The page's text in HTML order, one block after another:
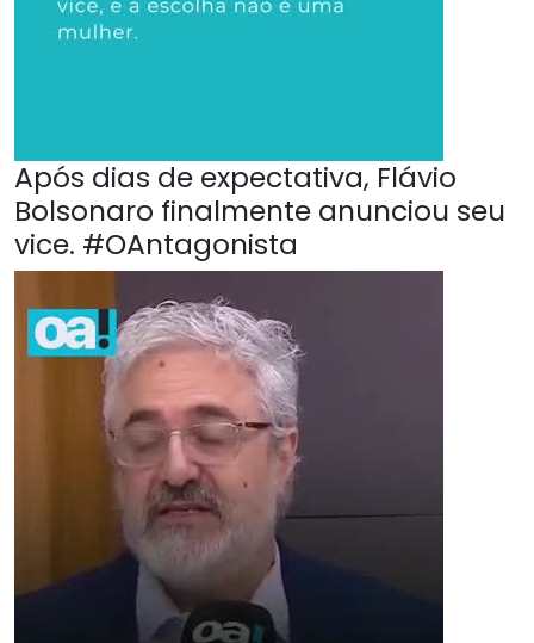
Após dias de expectativa, Flávio
Bolsonaro finalmente anunciou seu
vice. #OAntagonista